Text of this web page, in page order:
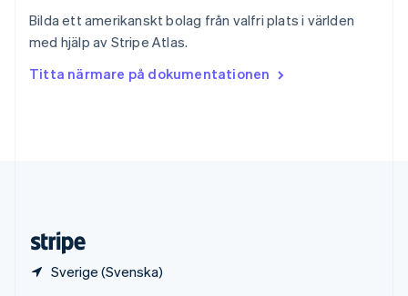
Bilda ett amerikanskt bolag från valfri plats i världen
med hjälp av Stripe Atlas.
Titta närmare på dokumentationen
Sverige (Svenska)
Thailand
ไทยEnglish
English